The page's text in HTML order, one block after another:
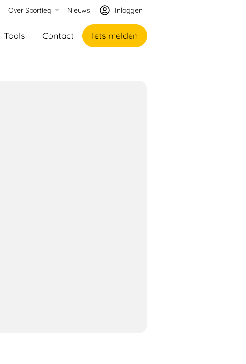
Tools Contact Iets melden
Over Sportieq Nieuws Inloggen